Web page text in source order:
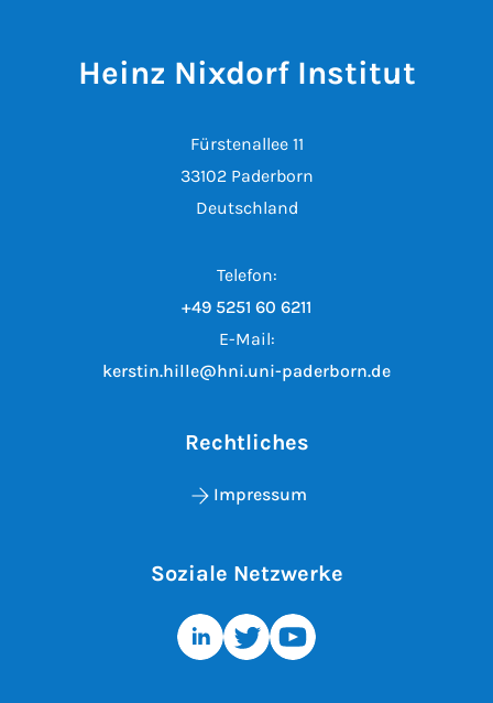
Heinz Nixdorf Institut
Fürstenallee 11
33102 Paderborn
Deutschland
Telefon:
+49 5251 60 6211
E-Mail:
kerstin.hille@hni.uni-paderborn.de
Rechtliches
Impressum
Soziale Netzwerke